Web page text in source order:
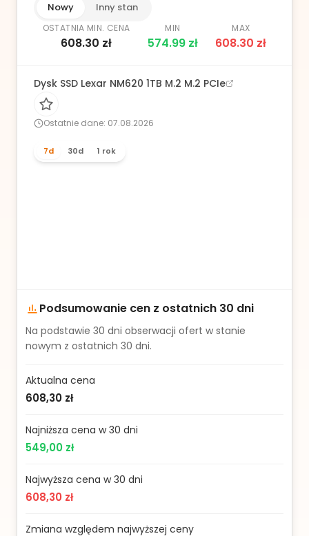
Nowy Inny stan
OSTATNIA MIN. CENA
608.30 zł
MIN
574.99zł
MAX
608.30 zł
Dysk SSD Lexar NM620 1TB M.2 M.2 PCIe
Ostatnie dane: 07.08.2026
7d 30d 1 rok
Podsumowanie cen z ostatnich 30 dni
Na podstawie 30 dni obserwacji ofert w stanie
nowym z ostatnich 30 dni.
Aktualna cena
608,30 zł
Najniższa cena w 30 dni
549,00 zł
Najwyższa cena w 30 dni
608,30 zł
Zmiana względem najwyższej ceny